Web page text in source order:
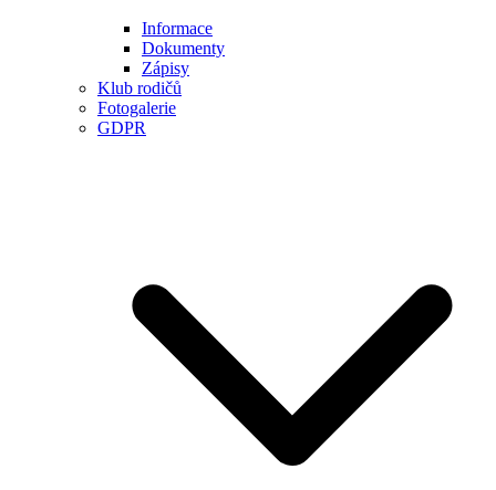
Informace
Dokumenty
Zápisy
Klub rodičů
Fotogalerie
GDPR